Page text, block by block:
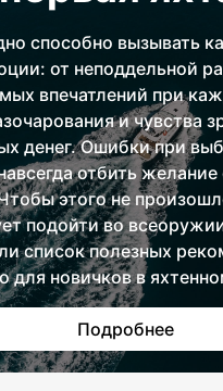
способно вызывать
от неподдельной
впечатлений при
и чувства
денег. Ошибки при
отбить
этого не
подойти во
список полезных
для новичков в
Подробнее